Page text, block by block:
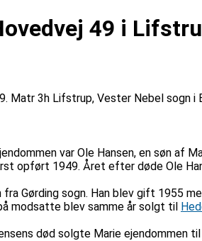
49 i
Matr 3h Lifstrup, Vester Nebel sogn i
var Ole Hansen, en søn af
opført 1949. Året efter døde Ole
fra Gørding sogn. Han blev gift 1955
modsatte blev samme år solgt til
død solgte Marie ejendommen